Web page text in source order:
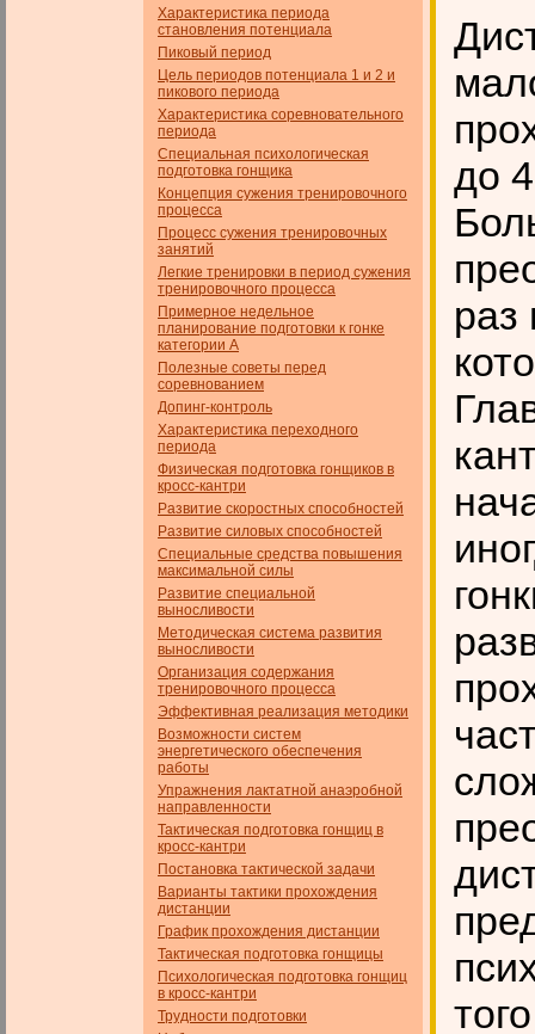
Характеристика периода
становления потенциала
Пиковый период
Цель периодов потенциала 1 и 2 и
пикового периода
Характеристика соревновательного
периода
Специальная психологическая
подготовка гонщика
Концепция сужения тренировочного
процесса
Процесс сужения тренировочных
занятий
Легкие тренировки в период сужения
тренировочного процесса
Примерное недельное
планирование подготовки к гонке
категории А
Полезные советы перед
соревнованием
Допинг-контроль
Характеристика переходного
периода
Физическая подготовка гонщиков в
кросс-кантри
Развитие скоростных способностей
Развитие силовых способностей
Специальные средства повышения
максимальной силы
Развитие специальной
выносливости
Методическая система развития
выносливости
Организация содержания
тренировочного процесса
Эффективная реализация методики
Возможности систем
энергетического обеспечения
работы
Упражнения лактатной анаэробной
направленности
Тактическая подготовка гонщиц в
кросс-кантри
Постановка тактической задачи
Варианты тактики прохождения
дистанции
График прохождения дистанции
Тактическая подготовка гонщицы
Психологическая подготовка гонщиц
в кросс-кантри
Трудности подготовки
до
раз